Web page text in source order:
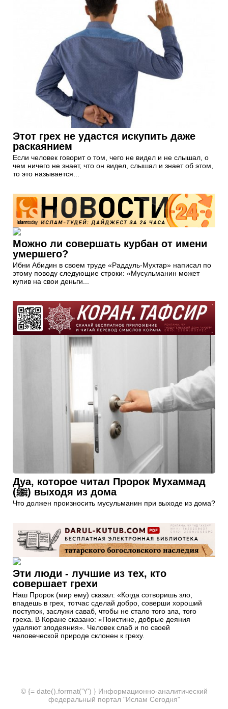
Этот грех не удастся искупить даже
раскаянием
Если человек говорит о том, чего не видел и не слышал, о
чем ничего не знает, что он видел, слышал и знает об этом,
то это называется...
Можно ли совершать курбан от имени
умершего?
Ибни Абидин в своем труде «Раддуль-Мухтар» написал по
этому поводу следующие строки: «Мусульманин может
купив на свои деньги...
Дуа, которое читал Пророк Мухаммад
(ﷺ) выходя из дома
Что должен произносить мусульманин при выходе из дома?
Эти люди - лучшие из тех, кто
совершает грехи
Наш Пророк (мир ему) сказал: «Когда сотворишь зло,
впадешь в грех, тотчас сделай добро, соверши хороший
поступок, заслужи саваб, чтобы не стало того зла, того
греха. В Коране сказано: «Поистине, добрые деяния
удаляют злодеяния». Человек слаб и по своей
человеческой природе склонен к греху.
© {= date().format('Y') } Информационно-аналитический
федеральный портал "Ислам Сегодня"